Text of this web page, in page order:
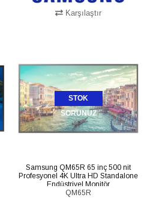
Karşılaştır
STOK
SORUNUZ
Samsung QM65R 65 inç 500 nit
Profesyonel 4K Ultra HD Standalone
Endüstriyel Monitör
LH65QMREBGCXEN
QM65R